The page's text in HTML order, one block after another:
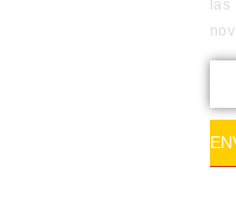
las